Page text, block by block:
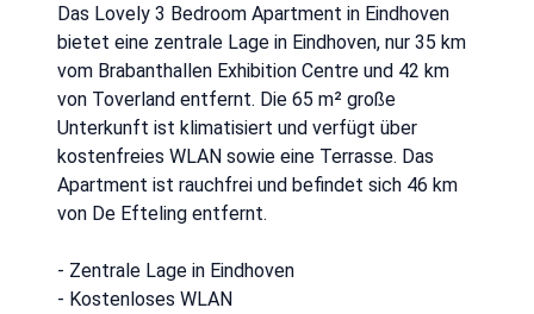
Das Lovely 3 Bedroom Apartment in Eindhoven
bietet eine zentrale Lage in Eindhoven, nur 35 km
vom Brabanthallen Exhibition Centre und 42 km
von Toverland entfernt. Die 65 m² große
Unterkunft ist klimatisiert und verfügt über
kostenfreies WLAN sowie eine Terrasse. Das
Apartment ist rauchfrei und befindet sich 46 km
von De Efteling entfernt.
- Zentrale Lage in Eindhoven
- Kostenloses WLAN